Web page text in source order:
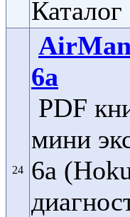
Каталог
24
6a
PDF
мини
6a